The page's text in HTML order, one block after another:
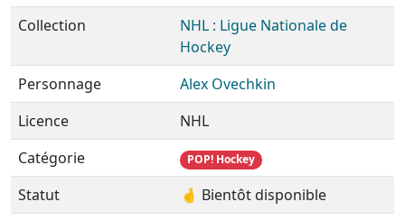
Collection
NHL : Ligue Nationale de
Hockey
Personnage
Alex Ovechkin
Licence
NHL
Catégorie
POP! Hockey
Statut 🤞 Bientôt disponible